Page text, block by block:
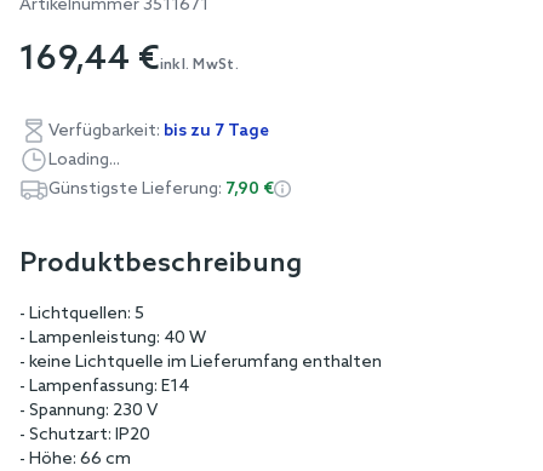
the
gallery
Artikelnummer3511671
169,44 €inkl. MwSt.
Verfügbarkeit: bis zu 7 Tage
Loading...
Günstigste Lieferung: 7,90 €
Produktbeschreibung
- Lichtquellen: 5
- Lampenleistung: 40 W
- keine Lichtquelle im Lieferumfang enthalten
- Lampenfassung: E14
- Spannung: 230 V
- Schutzart: IP20
- Höhe: 66 cm